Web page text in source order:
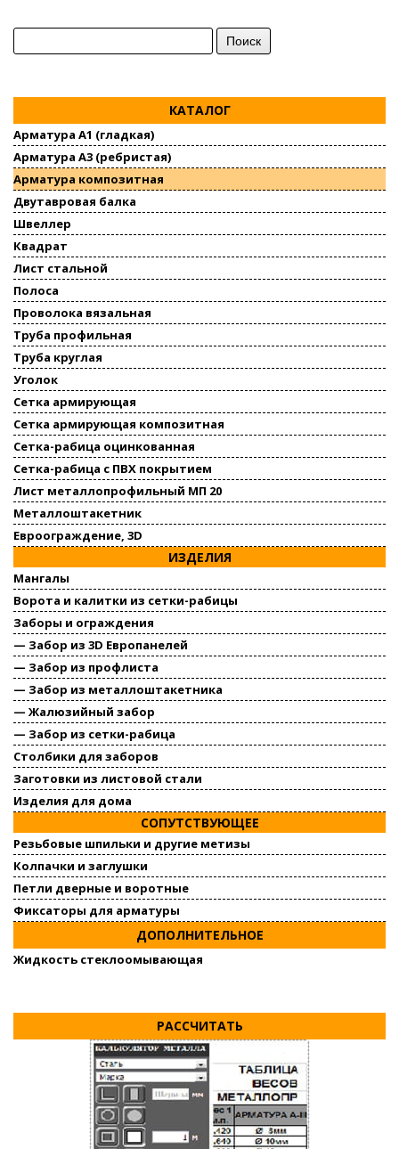
КАТАЛОГ
Арматура А1 (гладкая)
Арматура А3 (ребристая)
Арматура композитная
Двутавровая балка
Швеллер
Квадрат
Лист стальной
Полоса
Проволока вязальная
Труба профильная
Труба круглая
Уголок
Сетка армирующая
Сетка армирующая композитная
Сетка-рабица оцинкованная
Сетка-рабица с ПВХ покрытием
Лист металлопрофильный МП 20
Металлоштакетник
Евроограждение, 3D
ИЗДЕЛИЯ
Мангалы
Ворота и калитки из сетки-рабицы
Заборы и ограждения
— Забор из 3D Европанелей
— Забор из профлиста
— Забор из металлоштакетника
— Жалюзийный забор
— Забор из сетки-рабица
Столбики для заборов
Заготовки из листовой стали
Изделия для дома
СОПУТСТВУЮЩЕЕ
Резьбовые шпильки и другие метизы
Колпачки и заглушки
Петли дверные и воротные
Фиксаторы для арматуры
ДОПОЛНИТЕЛЬНОЕ
Жидкость стеклоомывающая
РАССЧИТАТЬ